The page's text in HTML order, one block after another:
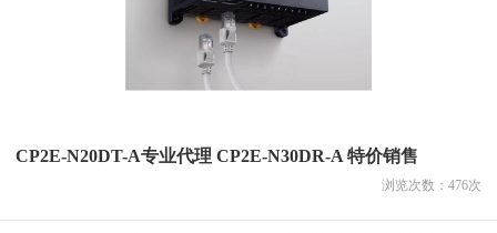
CP2E-N20DT-A专业代理 CP2E-N30DR-A 特价销售
浏览次数： 476次